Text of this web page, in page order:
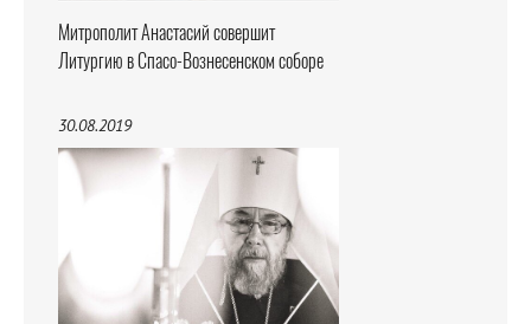
Митрополит Анастасий совершит
Литургию в Спасо-Вознесенском соборе
30.08.2019